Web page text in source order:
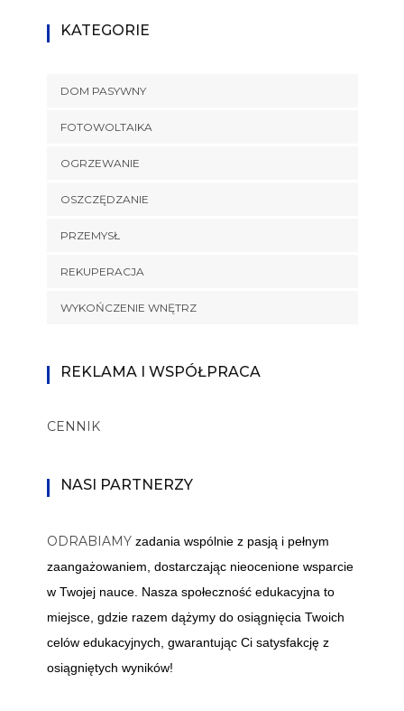
KATEGORIE
DOM PASYWNY
FOTOWOLTAIKA
OGRZEWANIE
OSZCZĘDZANIE
PRZEMYSŁ
REKUPERACJA
WYKOŃCZENIE WNĘTRZ
REKLAMA I WSPÓŁPRACA
CENNIK
NASI PARTNERZY
ODRABIAMYzadania wspólnie z pasją i pełnym
zaangażowaniem, dostarczając nieocenione wsparcie
w Twojej nauce. Nasza społeczność edukacyjna to
miejsce, gdzie razem dążymy do osiągnięcia Twoich
celów edukacyjnych, gwarantując Ci satysfakcję z
osiągniętych wyników!